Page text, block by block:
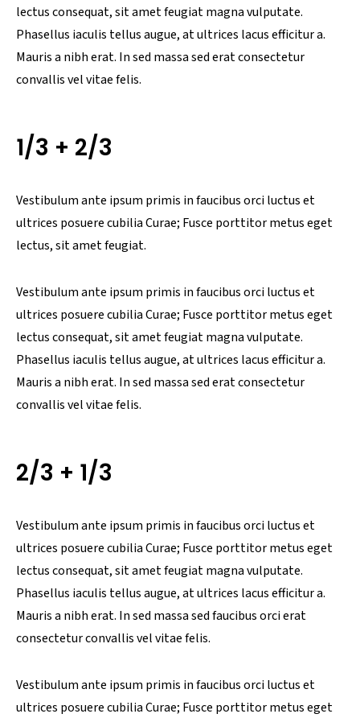
lectus consequat, sit amet feugiat magna vulputate.
Phasellus iaculis tellus augue, at ultrices lacus efficitur a.
Mauris a nibh erat. In sed massa sed erat consectetur
convallis vel vitae felis.
1/3 + 2/3
Vestibulum ante ipsum primis in faucibus orci luctus et
ultrices posuere cubilia Curae; Fusce porttitor metus eget
lectus, sit amet feugiat.
Vestibulum ante ipsum primis in faucibus orci luctus et
ultrices posuere cubilia Curae; Fusce porttitor metus eget
lectus consequat, sit amet feugiat magna vulputate.
Phasellus iaculis tellus augue, at ultrices lacus efficitur a.
Mauris a nibh erat. In sed massa sed erat consectetur
convallis vel vitae felis.
2/3 + 1/3
Vestibulum ante ipsum primis in faucibus orci luctus et
ultrices posuere cubilia Curae; Fusce porttitor metus eget
lectus consequat, sit amet feugiat magna vulputate.
Phasellus iaculis tellus augue, at ultrices lacus efficitur a.
Mauris a nibh erat. In sed massa sed faucibus orci erat
consectetur convallis vel vitae felis.
Vestibulum ante ipsum primis in faucibus orci luctus et
ultrices posuere cubilia Curae; Fusce porttitor metus eget